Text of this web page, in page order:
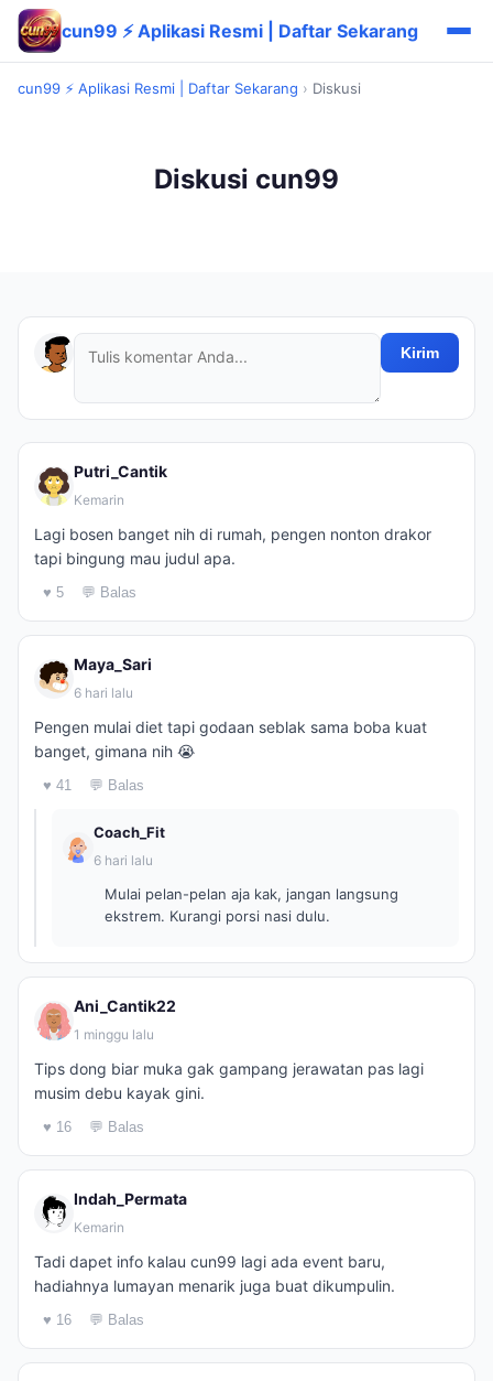
cun99 ⚡ Aplikasi Resmi | Daftar Sekarang
cun99 ⚡ Aplikasi Resmi | Daftar Sekarang › Diskusi
Diskusi cun99
Kirim
Putri_Cantik
Kemarin
Lagi bosen banget nih di rumah, pengen nonton drakor
tapi bingung mau judul apa.
♥ 5 💬 Balas
Maya_Sari
6 hari lalu
Pengen mulai diet tapi godaan seblak sama boba kuat
banget, gimana nih 😭
♥ 41 💬 Balas
Coach_Fit
6 hari lalu
Mulai pelan-pelan aja kak, jangan langsung
ekstrem. Kurangi porsi nasi dulu.
Ani_Cantik22
1 minggu lalu
Tips dong biar muka gak gampang jerawatan pas lagi
musim debu kayak gini.
♥ 16 💬 Balas
Indah_Permata
Kemarin
Tadi dapet info kalau cun99 lagi ada event baru,
hadiahnya lumayan menarik juga buat dikumpulin.
♥ 16 💬 Balas